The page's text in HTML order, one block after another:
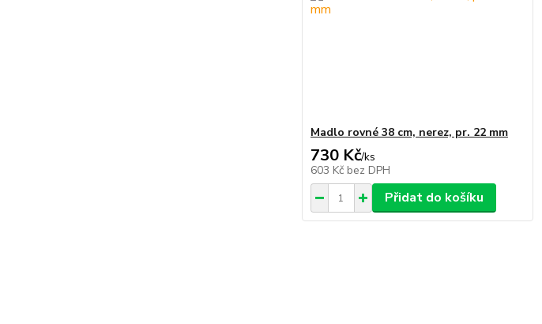
Madlo rovné 38 cm, nerez, pr. 22 mm
730 Kč/ks
603 Kč bez DPH
Přidat do košíku